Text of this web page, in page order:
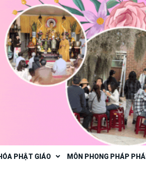
PHẬT GIÁO MÔN PHONG PHÁP PHÁI